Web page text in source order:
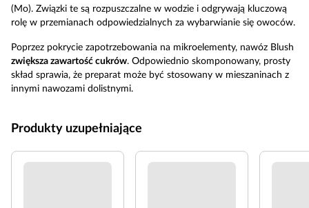
(Mo). Związki te są rozpuszczalne w wodzie i odgrywają kluczową
rolę w przemianach odpowiedzialnych za wybarwianie się owoców.
Poprzez pokrycie zapotrzebowania na mikroelementy, nawóz Blush
zwiększa zawartość cukrów. Odpowiednio skomponowany, prosty
skład sprawia, że preparat może być stosowany w mieszaninach z
innymi nawozami dolistnymi.
Produkty uzupełniające